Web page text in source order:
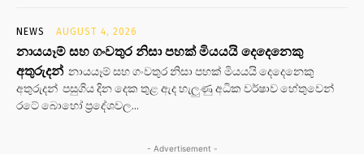
NEWS AUGUST 4, 2026
නායයෑම් සහ ගංවතුර නිසා පහක් මියයයි දෙදෙනෙකු
අතුරුදන් නායයෑම් සහ ගංවතුර නිසා පහක් මියයයි දෙදෙනෙකු
අතුරුදන් පසුගිය දින දෙක තුළ ඇද හැලුණු අධික වර්ෂාව හේතුවෙන්
රටේ බොහෝ ප්‍රදේශවල...
- Advertisement -